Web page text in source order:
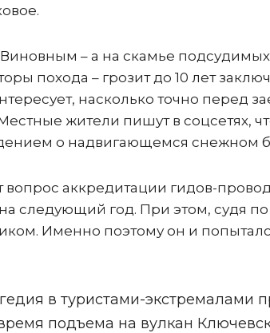
– а на скамье
похода – грозит до 10 лет
насколько точно перед
жители пишут в соцсетях,
о надвигающемся снежном
вопрос аккредитации гидов-
следующий год. При этом, судя
Именно поэтому он и
в туристами-экстремалами
подъема на вулкан